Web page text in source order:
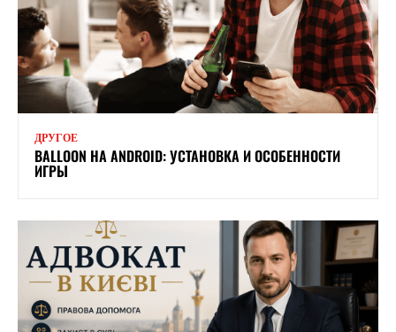
ДРУГОЕ
BALLOON НА ANDROID: УСТАНОВКА И ОСОБЕННОСТИ
ИГРЫ